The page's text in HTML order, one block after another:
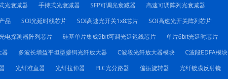
光衰减器 手持式光衰减器 SFP可调光衰减器
高速可调阵列光衰减器
品 SOI光延时线芯片 SOI高速光开关1x8芯片
SOI高速光开关阵列芯片
电探测器阵列芯片 硅基单片集成9bit可调光延迟线芯片 单片6bit光延时芯片
器 多波长增益平坦型掺铒光纤放大器 C波段光纤放大器模块 C波段EDFA模块
光纤准直器 光纤拉伸器 PLC光分路器 偏振旋转器 光纤镀膜反射镜